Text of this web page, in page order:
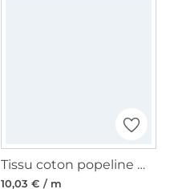
Tissu coton popeline mini Coeurs, bleu clair
10,03 € / m